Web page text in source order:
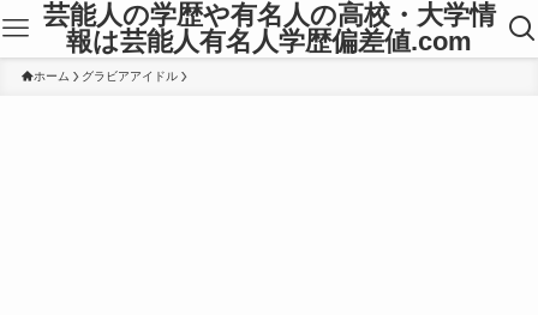
芸能人の学歴や有名人の高校・大学情
報は芸能人有名人学歴偏差値.com
ホーム グラビアアイドル